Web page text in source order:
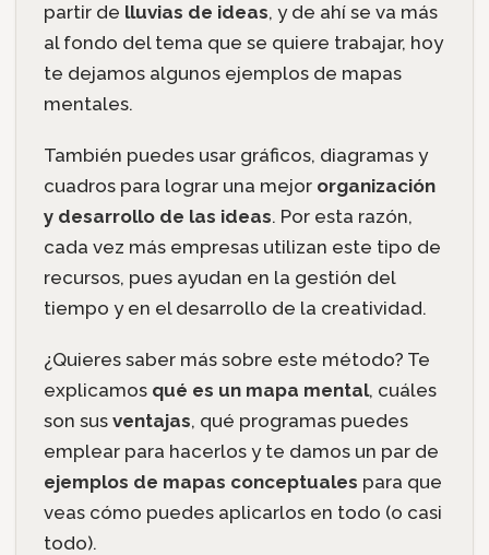
partir de lluvias de ideas, y de ahí se va más
al fondo del tema que se quiere trabajar, hoy
te dejamos algunos ejemplos de mapas
mentales.
También puedes usar gráficos, diagramas y
cuadros para lograr una mejor organización
y desarrollo de las ideas. Por esta razón,
cada vez más empresas utilizan este tipo de
recursos, pues ayudan en la gestión del
tiempo y en el desarrollo de la creatividad.
¿Quieres saber más sobre este método? Te
explicamos qué es un mapa mental, cuáles
son sus ventajas, qué programas puedes
emplear para hacerlos y te damos un par de
ejemplos de mapas conceptuales para que
veas cómo puedes aplicarlos en todo (o casi
todo).